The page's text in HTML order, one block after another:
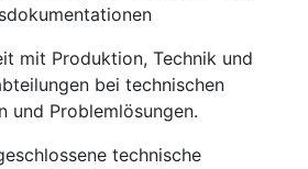
mit Produktion, Technik und
bei technischen
und Problemlösungen.
technische